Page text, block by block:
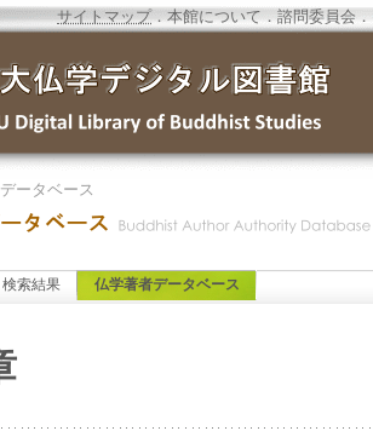
サイトマップ．本館について ．諮問委員会 ．
ータベース
検索結果 仏学著者データベース